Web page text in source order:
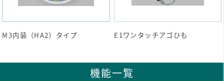
M3内装（HA2）タイプ E1ワンタッチアゴひも
機能一覧